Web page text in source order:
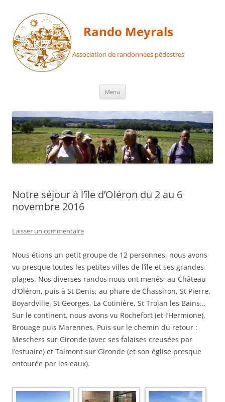
contenu
Rando Meyrals
Association de randonnées pédestres
Menu
Notre séjour à l’île d’Oléron du 2 au 6
novembre 2016
Laisser un commentaire
Nous étions un petit groupe de 12 personnes, nous avons
vu presque toutes les petites villes de l’île et ses grandes
plages. Nos diverses randos nous ont menés au Château
d’Oléron, puis à St Denis, au phare de Chassiron, St Pierre,
Boyardville, St Georges, La Cotinière, St Trojan les Bains…
Sur le continent, nous avons vu Rochefort (et l’Hermione),
Brouage puis Marennes. Puis sur le chemin du retour :
Meschers sur Gironde (avec ses falaises creusées par
l’estuaire) et Talmont sur Gironde (et son église presque
entourée par les eaux).